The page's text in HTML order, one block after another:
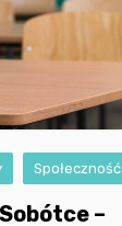
Społeczność
–